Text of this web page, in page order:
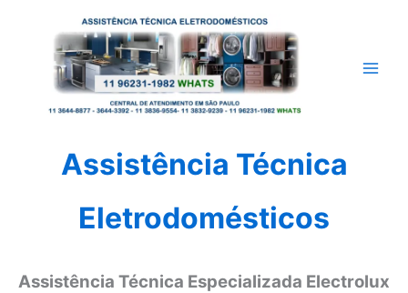
conteúdo
Assistência Técnica
Eletrodomésticos
Assistência Técnica Especializada Electrolux